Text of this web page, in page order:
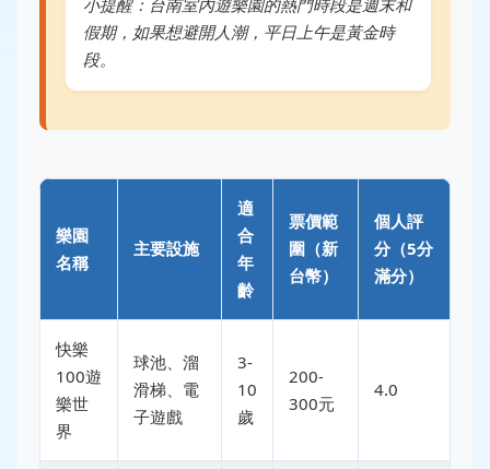
小提醒：台南室內遊樂園的熱門時段是週末和
假期，如果想避開人潮，平日上午是黃金時
段。
樂園
名稱
主要設施
適
合
年
齡
票價範
圍（新
台幣）
個人評
分（5分
滿分）
快樂
100遊
樂世
界
球池、溜
滑梯、電
子遊戲
3-
10
歲
200-
300元
4.0